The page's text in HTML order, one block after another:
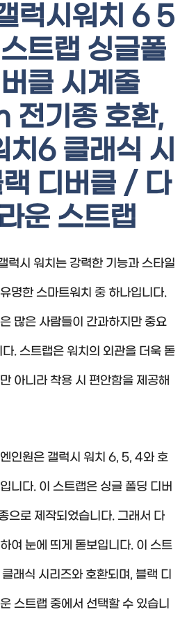
럭시워치 6 5
트랩 싱글폴
클 시계줄
기종 호환,
치6 클래식 시
디버클 / 다
운 스트랩
럭시 워치는 강력한 기능과 스타일
명한 스마트워치 중 하나입니다.
많은 사람들이 간과하지만 중요
. 스트랩은 워치의 외관을 더욱 돋
아니라 착용 시 편안함을 제공해
인원은 갤럭시 워치 6, 5, 4와 호
니다. 이 스트랩은 싱글 폴딩 디버
로 제작되었습니다. 그래서 다
여 눈에 띄게 돋보입니다. 이 스트
래식 시리즈와 호환되며, 블랙 디
스트랩 중에서 선택할 수 있습니